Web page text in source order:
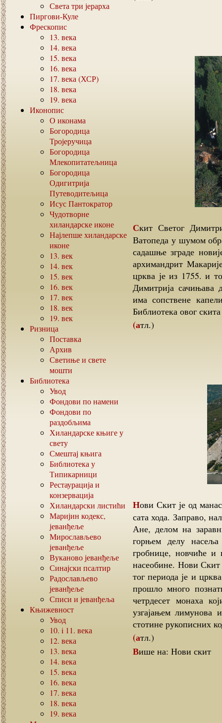
Света три јерарха
Пиргови-Куле
Фрескопис
13. века
14. века
15. века
16. века
17. века (ХСР)
18. века
19. века
Иконопис
О иконама
Богородица
Тројеручица
Богородица
Млекопитатељница
Богородица
Одигитрија
Путеводитељица
Исус Пантократор
Чудотворне
хиландарске иконе
Најлепше хиландарске
иконе
13. век
14. век
15. век
16. век
17. век
18. век
19. век
Ризница
Поставка
Архив
Светиње и свете
мошти
Библиотека
Увод
Фондови по намени
Фондови по
раздобљима
Хиландарске књиге у
свету
Смештај књига
Библиотека у
Типикарници
Рестаурација и
конзервација
Хиландарски листићи
Маријин кодекс,
јеванђеље
Мирослављево
јеванђеље
Вуканово јеванђеље
Синајски псалтир
Радослављево
јеванђеље
Списи и јеванђеља
Књижевност
Увод
10. i 11. века
12. века
13. века
14. века
15. века
16. века
17. века
18. века
19. века
Скит Светог Димитрија налази се непун сат хода јужно од манастира
Ватопеда у шумом
садашње зграде
архимандрит
црква је из 1755. и
Димитрија сачињава
има сопствене
Библиотека овог
(атл.)
Нови Скит је од манастира Светог Павла, коме и припада, удаљен око пола
сата хода. Заправо,
Ане, делом на
горњем делу
гробнице, новчиће и
насеобине. Нови
тог периода је и
прошло много
четрдесет монаха
узгајањем лимунова
стотине рукописних
(атл.)
Више на: Нови скит